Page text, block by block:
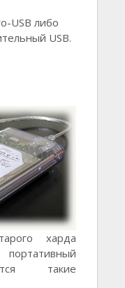
USB либо
USB.
харда
такие